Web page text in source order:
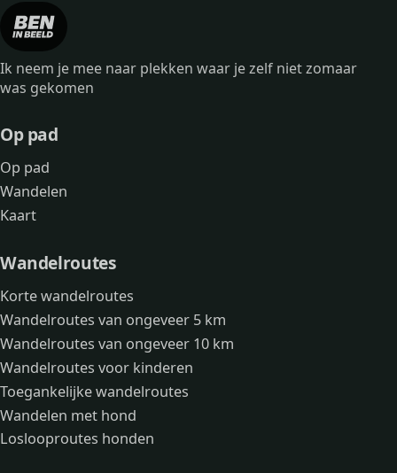
Ik neem je mee naar plekken waar je zelf niet zomaar
was gekomen
Op pad
Op pad
Wandelen
Kaart
Wandelroutes
Korte wandelroutes
Wandelroutes van ongeveer 5 km
Wandelroutes van ongeveer 10 km
Wandelroutes voor kinderen
Toegankelijke wandelroutes
Wandelen met hond
Loslooproutes honden